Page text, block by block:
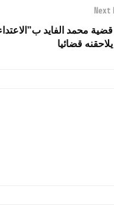
يلاحقنه قضائيا